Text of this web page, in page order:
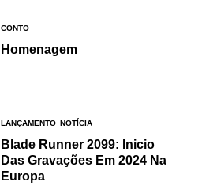
CONTO
Homenagem
LANÇAMENTO NOTÍCIA
Blade Runner 2099: Inicio
Das Gravações Em 2024 Na
Europa